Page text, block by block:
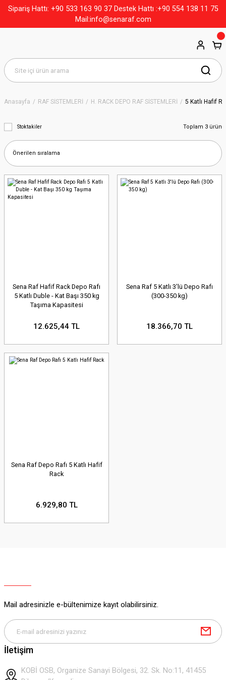
Sipariş Hattı: +90 533 163 90 37Destek Hattı :+90 554 138 11 75
Mail:info@senaraf.com
Anasayfa RAF SİSTEMLERİ H. RACK DEPO RAF SİSTEMLERİ 5 Katlı Hafif
Stoktakiler Toplam 3 ürün
Sena Raf Hafif Rack Depo Rafı
5 Katlı Duble - Kat Başı 350 kg
Taşıma Kapasitesi
12.625,44 TL
Sena Raf 5 Katlı 3'lü Depo Rafı
(300-350 kg)
18.366,70 TL
Sena Raf Depo Rafı 5 Katlı Hafif
Rack
6.929,80 TL
Mail adresinizle e-bültenimize kayıt olabilirsiniz.
İletişim
KOBİ OSB, Organize Sanayi Bölgesi, 32. Sk. No:11, 41455